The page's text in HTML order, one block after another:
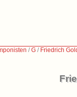
/G / Friedrich